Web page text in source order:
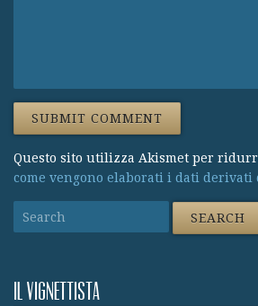
Questo sito utilizza Akismet per
come vengono elaborati i dati derivati
Il vignettista